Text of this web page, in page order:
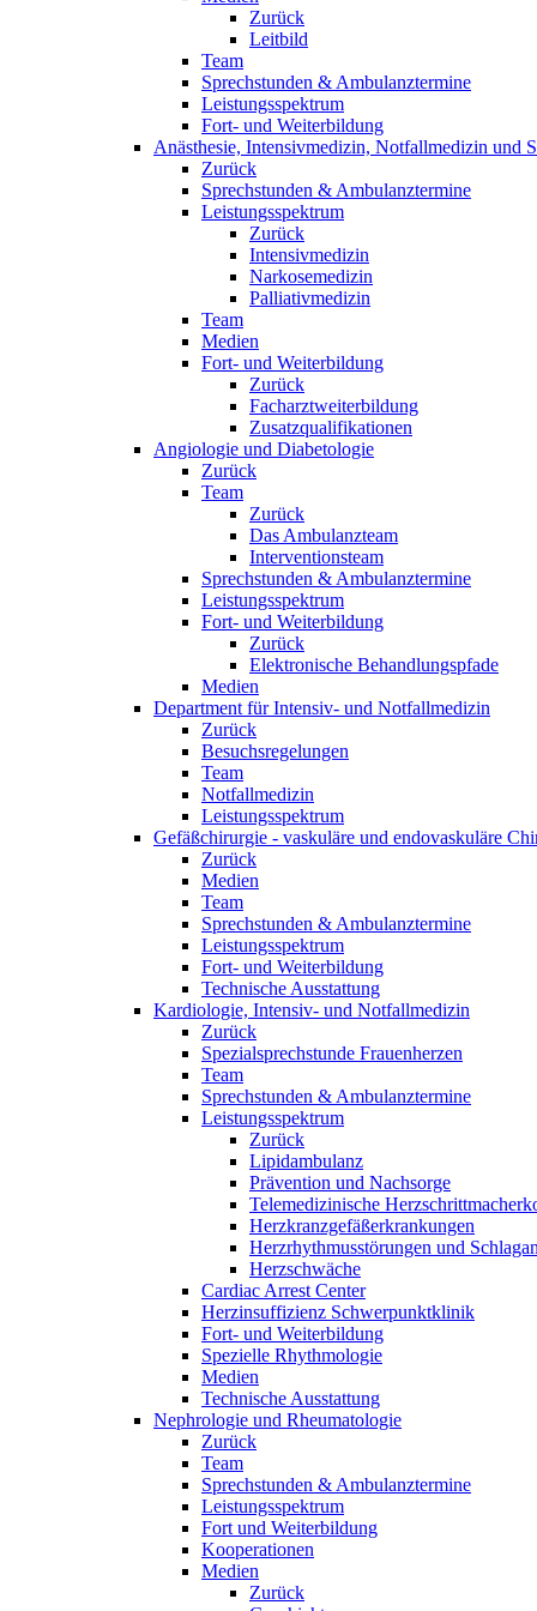
Zurück
Leitbild
Team
Sprechstunden & Ambulanztermine
Leistungsspektrum
Fort- und Weiterbildung
Anästhesie, Intensivmedizin, Notfallmedizin und
Zurück
Sprechstunden & Ambulanztermine
Leistungsspektrum
Zurück
Intensivmedizin
Narkosemedizin
Palliativmedizin
Team
Medien
Fort- und Weiterbildung
Zurück
Facharztweiterbildung
Zusatzqualifikationen
Angiologie und Diabetologie
Zurück
Team
Zurück
Das Ambulanzteam
Interventionsteam
Sprechstunden & Ambulanztermine
Leistungsspektrum
Fort- und Weiterbildung
Zurück
Elektronische Behandlungspfade
Medien
Department für Intensiv- und Notfallmedizin
Zurück
Besuchsregelungen
Team
Notfallmedizin
Leistungsspektrum
Gefäßchirurgie - vaskuläre und endovaskuläre
Zurück
Medien
Team
Sprechstunden & Ambulanztermine
Leistungsspektrum
Fort- und Weiterbildung
Technische Ausstattung
Kardiologie, Intensiv- und Notfallmedizin
Zurück
Spezialsprechstunde Frauenherzen
Team
Sprechstunden & Ambulanztermine
Leistungsspektrum
Zurück
Lipidambulanz
Prävention und Nachsorge
Telemedizinische
Herzkranzgefäßerkrankungen
Herzrhythmusstörungen und
Herzschwäche
Cardiac Arrest Center
Herzinsuffizienz Schwerpunktklinik
Fort- und Weiterbildung
Spezielle Rhythmologie
Medien
Technische Ausstattung
Nephrologie und Rheumatologie
Zurück
Team
Sprechstunden & Ambulanztermine
Leistungsspektrum
Fort und Weiterbildung
Kooperationen
Medien
Zurück